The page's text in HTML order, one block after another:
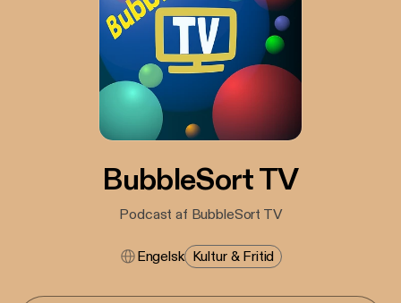
BubbleSort TV
Podcast af BubbleSort TV
Engelsk Kultur & Fritid